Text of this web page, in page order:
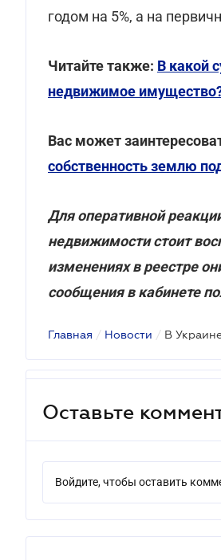
годом на 5%, а на
Читайте также: В какой
недвижимое
Вас может
собственность землю
Для оперативной
недвижимости стоит
изменениях в реестре
сообщения в кабинете
Главная / Новости / В
Оставьте
Войдите, чтобы оставить